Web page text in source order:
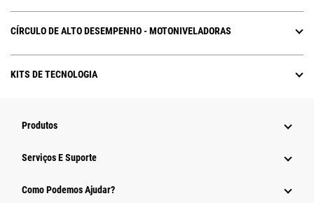
CÍRCULO DE ALTO DESEMPENHO - MOTONIVELADORAS
KITS DE TECNOLOGIA
Produtos
Serviços E Suporte
Como Podemos Ajudar?